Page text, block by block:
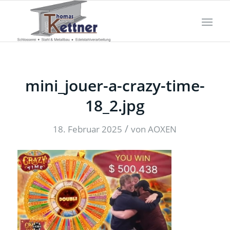
mini_jouer-a-crazy-time-
18_2.jpg
18. Februar 2025 / vonAOXEN